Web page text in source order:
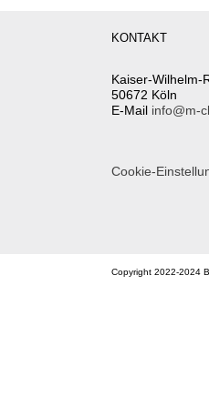
KONTAKT
Kaiser-Wilhelm-
50672 Köln
E-Mail info@m-
Cookie-
Copyright 2022-2024